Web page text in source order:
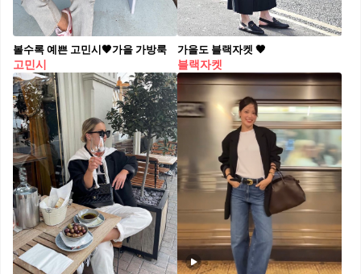
볼수록 예쁜 고민시🖤가을 가방룩
고민시
가을도 블랙자켓 🖤
블랙자켓